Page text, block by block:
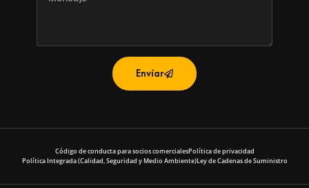
Envíar
Código de conducta para socios comercialesPolítica de privacidad
Política Integrada (Calidad, Seguridad y Medio Ambiente)Ley de Cadenas de Suministro